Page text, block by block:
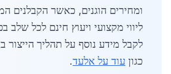
ומחירים הוגנים, כאשר הקבלנים
ליווי מקצועי ויעוץ חינם לכל שלב
לקבל מידע נוסף על תהליך הייצור
כגון עוד על אלעד.